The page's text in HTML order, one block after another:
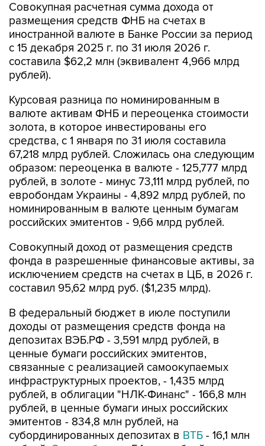
Совокупная расчетная сумма дохода от
размещения средств ФНБ на счетах в
иностранной валюте в Банке России за период
с 15 декабря 2025 г. по 31 июля 2026 г.
составила $62,2 млн (эквивалент 4,966 млрд
рублей).
Курсовая разница по номинированным в
валюте активам ФНБ и переоценка стоимости
золота, в которое инвестированы его
средства, с 1 января по 31 июля составила
67,218 млрд рублей. Сложилась она следующим
образом: переоценка в валюте - 125,777 млрд
рублей, в золоте - минус 73,111 млрд рублей, по
евробондам Украины - 4,892 млрд рублей, по
номинированным в валюте ценным бумагам
российских эмитентов - 9,66 млрд рублей.
Совокупный доход от размещения средств
фонда в разрешенные финансовые активы, за
исключением средств на счетах в ЦБ, в 2026 г.
составил 95,62 млрд руб. ($1,235 млрд).
В федеральный бюджет в июле поступили
доходы от размещения средств фонда на
депозитах ВЭБ.РФ - 3,591 млрд рублей, в
ценные бумаги российских эмитентов,
связанные с реализацией самоокупаемых
инфраструктурных проектов, - 1,435 млрд
рублей, в облигации "НЛК-Финанс" - 166,8 млн
рублей, в ценные бумаги иных российских
эмитентов - 834,8 млн рублей, на
субординированных депозитах в ВТБ - 16,1 млн